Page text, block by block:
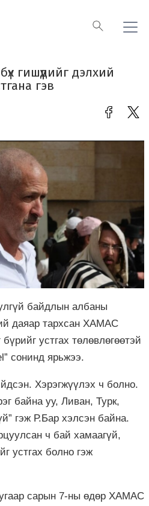
гишүүдийг дэлхий
гэв
байдлын албаны
даяар тархсан ХАМАС
устгах төлөвлөгөөтэй
сонинд ярьжээ.
Хэрэгжүүлэх ч болно.
байна уу, Ливан, Турк,
гэж Р.Бар хэлсэн байна.
ч бай хамаагүй,
устгах болно гэж
сарын 7-ны өдөр ХАМАС